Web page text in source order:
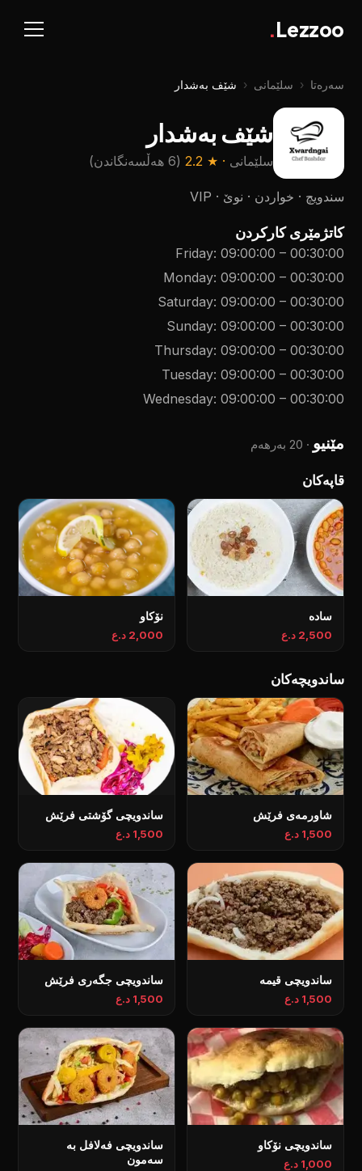
Lezzoo
.
سەرەتا ‹ سلێمانی ‹ شێف بەشدار
شێف بەشدار
سلێمانی · ★
2.2
(6 هەڵسەنگاندن )
سندویچ · خواردن · نوێ · VIP
کاتژمێری کارکردن
Friday: 09:00:00 – 00:30:00
Monday: 09:00:00 – 00:30:00
Saturday: 09:00:00 – 00:30:00
Sunday: 09:00:00 – 00:30:00
Thursday: 09:00:00 – 00:30:00
Tuesday: 09:00:00 – 00:30:00
Wednesday: 09:00:00 – 00:30:00
مێنیو · 20 بەرهەم
قاپەکان
سادە
2,500 د.ع
نۆکاو
2,000 د.ع
ساندویچەکان
شاورمەی فرێش
1,500 د.ع
ساندویچی گۆشتی فرێش
1,500 د.ع
ساندویچی قیمە
1,500 د.ع
ساندویچی جگەری فرێش
1,500 د.ع
ساندویچی نۆکاو
1,000 د.ع
ساندویچی فەلافل بە
سەمون